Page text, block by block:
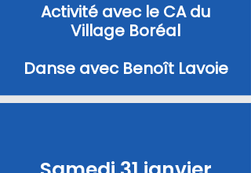
Activité avec le CA du
Village Boréal
Danse avec Benoît Lavoie